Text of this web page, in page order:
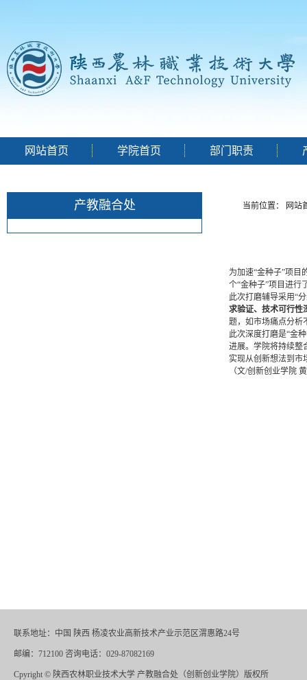
网站首页 学院首页 部门职责
产教融合处 当前位置： 网站
为加速“金种子”项目
个“金种子”项目进行
此次打磨辅导采用“
求验证、技术可行性
题，如市场痛点分析
此次深度打磨是“金
进展。学院将持续整
实现从创新想法到市
（文/创新创业学院
联系地址：中国 陕西 杨凌农业高新技术产业示范区渭惠路24号
邮编：712100 咨询电话：029-87082169
Cpyright © 陕西农林职业技术大学 产教融合处（创新创业学院）版权所